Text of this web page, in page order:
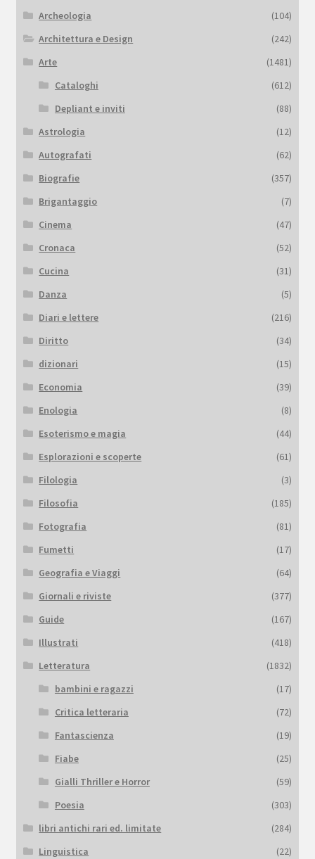
Archeologia
(104)
Architettura e Design
(242)
Arte
(1481)
Cataloghi
(612)
Depliant e inviti
(88)
Astrologia
(12)
Autografati
(62)
Biografie
(357)
Brigantaggio
(7)
Cinema
(47)
Cronaca
(52)
Cucina
(31)
Danza
(5)
Diari e lettere
(216)
Diritto
(34)
dizionari
(15)
Economia
(39)
Enologia
(8)
Esoterismo e magia
(44)
Esplorazioni e scoperte
(61)
Filologia
(3)
Filosofia
(185)
Fotografia
(81)
Fumetti
(17)
Geografia e Viaggi
(64)
Giornali e riviste
(377)
Guide
(167)
Illustrati
(418)
Letteratura
(1832)
bambini e ragazzi
(17)
Critica letteraria
(72)
Fantascienza
(19)
Fiabe
(25)
Gialli Thriller e Horror
(59)
Poesia
(303)
libri antichi rari ed. limitate
(284)
Linguistica
(22)